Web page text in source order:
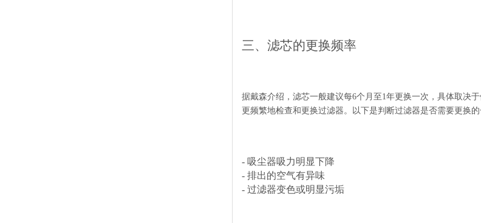
三、滤芯的更换频率
据戴森介绍，滤芯一般建议每6个月至1年更换一次，具体取决
更频繁地检查和更换过滤器。以下是判断过滤器是否需要更换的
- 吸尘器吸力明显下降
- 排出的空气有异味
- 过滤器变色或明显污垢